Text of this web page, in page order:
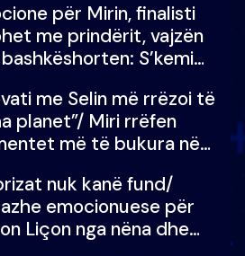
e madh
për Mirin, finalisti
me prindërit, vajzën
S’kemi
me Selin më rrëzoi të
planet”/ Miri rrëfen
më të bukura në
zilja e mëngjesit kur…
nuk kanë fund/
emocionuese për
Liçon nga nëna dhe